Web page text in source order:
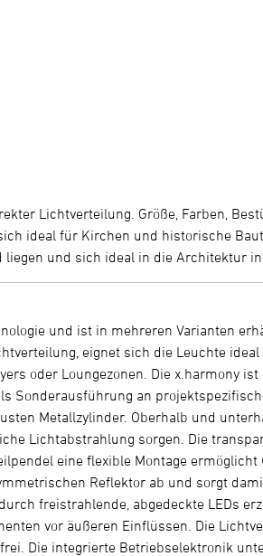
Lichtverteilung. Größe, Farben,
ideal für Kirchen und historische
und sich ideal in die Architektur
und ist in mehreren Varianten
eignet sich die Leuchte
oder Loungezonen. Die x.harmony ist
Sonderausführung an
Metallzylinder. Oberhalb und
Lichtabstrahlung sorgen. Die
eine flexible Montage ermöglicht
Reflektor ab und sorgt
freistrahlende, abgedeckte LEDs
vor äußeren Einflüssen. Die
Die integrierte Betriebselektronik